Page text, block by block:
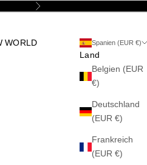
Vor
WORLD Spanien (EUR €)
Land
Belgien (EUR
€)
Deutschland
(EUR €)
Frankreich
(EUR €)